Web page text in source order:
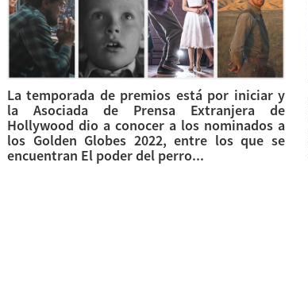
La temporada de premios está por iniciar y
la Asociada de Prensa Extranjera de
Hollywood dio a conocer a los nominados a
los Golden Globes 2022, entre los que se
encuentran El poder del perro...